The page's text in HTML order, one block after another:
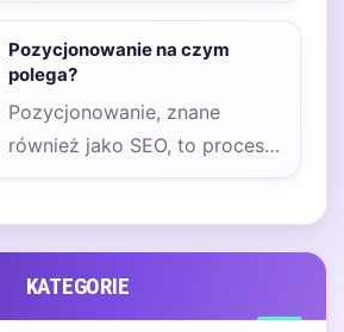
ruchowych…
Pozycjonowanie na czym
polega?
Pozycjonowanie, znane
również jako SEO, to proces
optymalizacji stron
KATEGORIE